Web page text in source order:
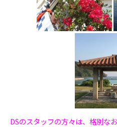
DSのスタッフの方々は、格別な